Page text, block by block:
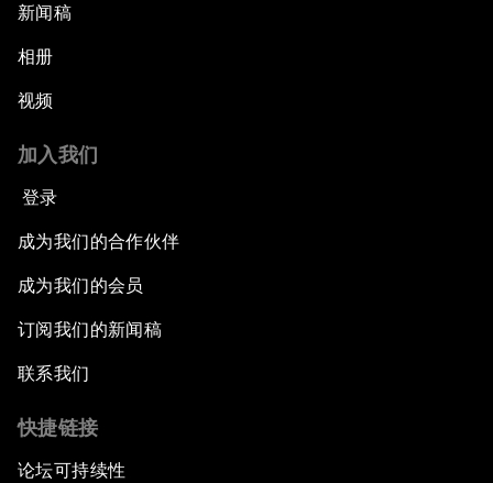
新闻稿
相册
视频
加入我们
登录
成为我们的合作伙伴
成为我们的会员
订阅我们的新闻稿
联系我们
快捷链接
论坛可持续性